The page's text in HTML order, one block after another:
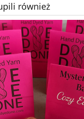
również